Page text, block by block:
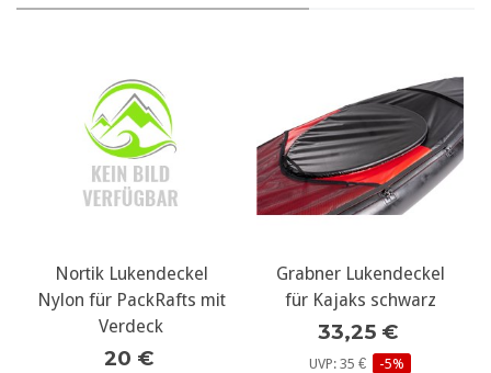
Nortik Lukendeckel
Nylon für PackRafts mit
Verdeck
20 €
Grabner Lukendeckel
für Kajaks schwarz
33,25 €
UVP: 35 € -5%